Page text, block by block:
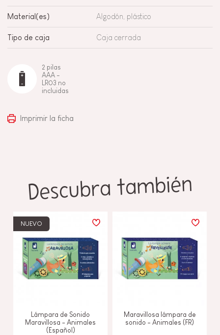
Material(es) Algodón, plástico
Tipo de caja Caja cerrada
2 pilas
AAA -
LR03 no
incluidas
Imprimir la ficha
Descubra también
NUEVO
Lámpara de Sonido
Maravillosa - Animales
(Español)
Maravillosa lámpara de
sonido - Animales (FR)